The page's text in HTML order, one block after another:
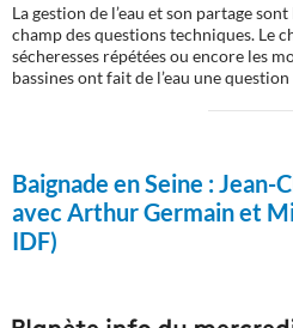
La gestion de l’eau et son partage
champ des questions techniques. Le
sécheresses répétées ou encore les
bassines ont fait de l’eau une
Baignade en Seine : Jean-
avec Arthur Germain et
IDF)